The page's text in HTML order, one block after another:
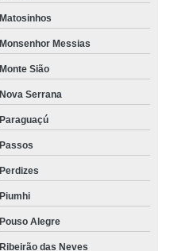
Matosinhos
Monsenhor Messias
Monte Sião
Nova Serrana
Paraguaçú
Passos
Perdizes
Piumhi
Pouso Alegre
Ribeirão das Neves